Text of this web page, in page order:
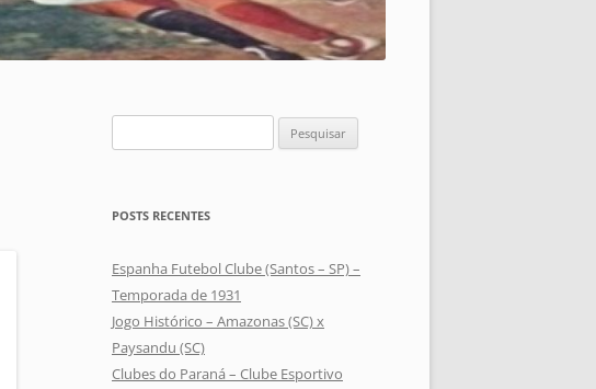
por:
POSTS RECENTES
Espanha Futebol Clube (Santos – SP) –
Temporada de 1931
Jogo Histórico – Amazonas (SC) x
Paysandu (SC)
Clubes do Paraná – Clube Esportivo